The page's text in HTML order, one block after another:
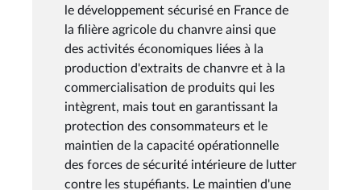
le développement sécurisé en France de
la filière agricole du chanvre ainsi que
des activités économiques liées à la
production d'extraits de chanvre et à la
commercialisation de produits qui les
intègrent, mais tout en garantissant la
protection des consommateurs et le
maintien de la capacité opérationnelle
des forces de sécurité intérieure de lutter
contre les stupéfiants. Le maintien d'une